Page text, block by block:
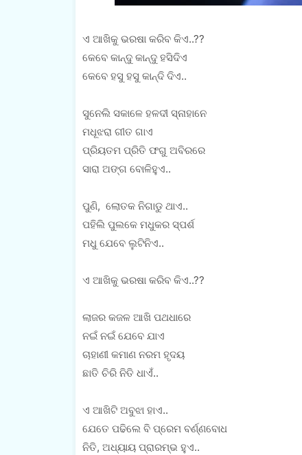
ଏ ଆଖିକୁ ଭରଷା କରିବ କିଏ..??
କେବେ କାନ୍ଦୁ କାନ୍ଦୁ ହସିଦିଏ
କେବେ ହସୁ ହସୁ କାନ୍ଦି ଦିଏ..
ସୁନେଲି ସକାଳେ ହଳଦୀ ସ୍ନାହାନେ
ମଧୂଝରା ଗୀତ ଗାଏ
ପ୍ରିୟତମ ପ୍ରିତି ଫଗୁ ଅବିରରେ
ସାରା ଅଙ୍ଗ ବୋଳିହୁଏ..
ପୁଣି, ଲୋତକ ନିଗାଡୁ ଥାଏ..
ପହିଲି ପୁଲକେ ମଧୁକର ସ୍ପର୍ଶ
ମଧୁ ଯେବେ ଲୁଟିନିଏ..
ଏ ଆଖିକୁ ଭରଷା କରିବ କିଏ..??
ଲାଜର କଜଳ ଆଖି ପଥଧାରେ
ନଇଁ ନଇଁ ଯେବେ ଯାଏ
ଚାହାଣୀ କମାଣ ନରମ ହୃଦୟ
ଛାତି ଚିରି ନିତି ଧାଏଁ..
ଏ ଆଖିଟି ଅବୁଝା ହାଏ..
ଯେତେ ପଢିଲେ ବି ପ୍ରେମ ବର୍ଣ୍ଣବୋଧ
ନିତି, ଅଧ୍ୟାୟ ପ୍ରାରମ୍ଭ ହୁଏ..